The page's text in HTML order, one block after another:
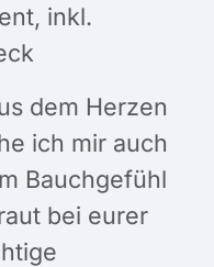
inkl.
dem Herzen
ich mir auch
Bauchgefühl
bei eurer